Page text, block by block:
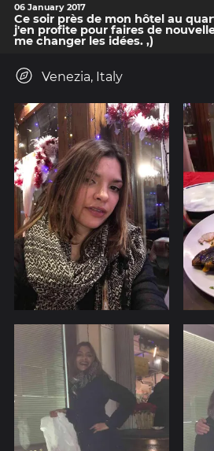
06 January 2017
Ce soir près de mon hôtel au
j'en profite pour faires de
me changer les idées. ,)
Venezia, Italy